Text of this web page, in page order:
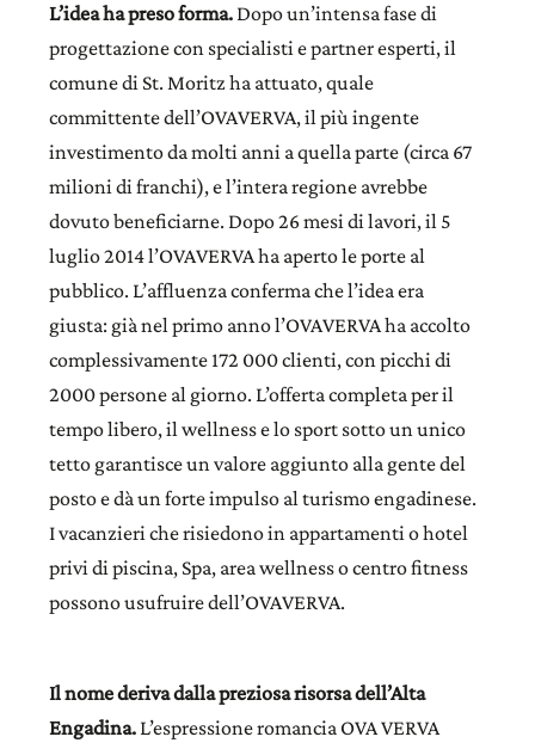
L’idea ha preso forma.Dopo un’intensa fase di
progettazione con specialisti e partner esperti, il
comune di St. Moritz ha attuato, quale
committente dell’OVAVERVA, il più ingente
investimento da molti anni a quella parte (circa 67
milioni di franchi), e l’intera regione avrebbe
dovuto beneficiarne. Dopo 26 mesi di lavori, il 5
luglio 2014 l’OVAVERVA ha aperto le porte al
pubblico. L’affluenza conferma che l’idea era
giusta: già nel primo anno l’OVAVERVA ha accolto
complessivamente 172 000 clienti, con picchi di
2000 persone al giorno. L’offerta completa per il
tempo libero, il wellness e lo sport sotto un unico
tetto garantisce un valore aggiunto alla gente del
posto e dà un forte impulso al turismo engadinese.
I vacanzieri che risiedono in appartamenti o hotel
privi di piscina, Spa, area wellness o centro fitness
possono usufruire dell’OVAVERVA.
Il nome deriva dalla preziosa risorsa dell’Alta
Engadina. L’espressione romancia OVA VERVA